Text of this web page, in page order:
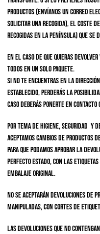
productos (envíanos un correo
solicitar una recogida), el coste
recogidas en la península) que
En el caso de que quieras
todos en un solo paquete.
Si no te encuentras en la
establecido, perderás la
caso deberás ponerte en
Por tema de higiene, seguridad y
aceptamos cambios de productos
Para que podamos aprobar la
perfecto estado, con las
embalaje original.
No se aceptarán devoluciones de
manipuladas, con cortes de
Las devoluciones que no